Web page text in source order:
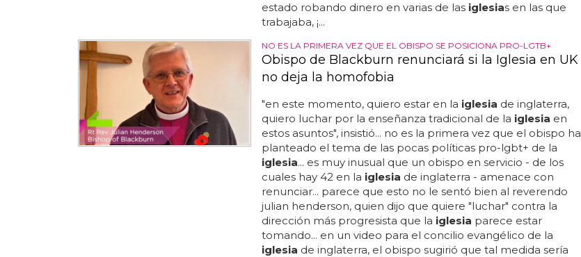
estado robando dinero en varias de las iglesias en las que
trabajaba, ¡...
NO ES LA PRIMERA VEZ QUE EL OBISPO SE POSICIONA PRO-LGTB+
Obispo de Blackburn renunciará si la Iglesia en UK
no deja la homofobia
"en este momento, quiero estar en la iglesia de inglaterra,
quiero luchar por la enseñanza tradicional de la iglesia en
estos asuntos", insistió... no es la primera vez que el obispo ha
planteado el tema de las pocas políticas pro-lgbt+ de la
iglesia... es muy inusual que un obispo en servicio - de los
cuales hay 42 en la iglesia de inglaterra - amenace con
renunciar... parece que esto no le sentó bien al reverendo
julian henderson, quien dijo que quiere "luchar" contra la
dirección más progresista que la iglesia parece estar
tomando... en un video para el concilio evangélico de la
iglesia de inglaterra, el obispo sugirió que tal medida sería